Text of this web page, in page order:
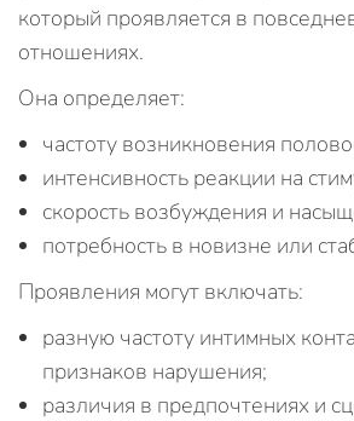
который проявляется в
отношениях.
Она определяет:
частоту возникновения
интенсивность реакции на
скорость возбуждения и
потребность в новизне или
Проявления могут включать:
разную частоту интимных
признаков нарушения;
различия в предпочтениях и